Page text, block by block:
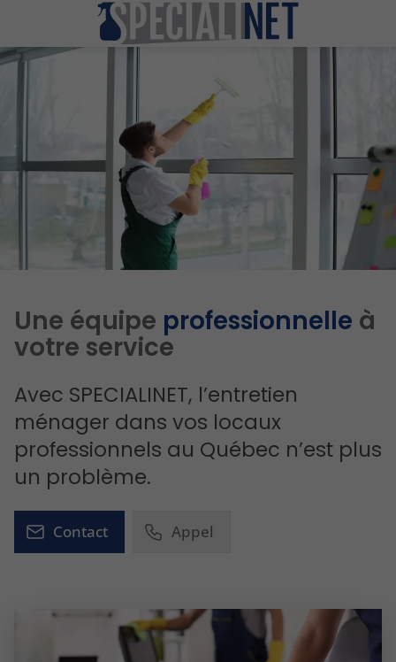
Une équipe professionnelle à
votre service
Avec SPECIALINET, l’entretien
ménager dans vos locaux
professionnels au Québec n’est plus
un problème.
Contact Appel